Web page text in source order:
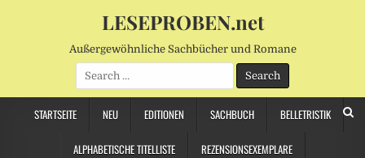
LESEPROBEN.net
Außergewöhnliche Sachbücher und Romane
Search
for:
STARTSEITE NEU EDITIONEN SACHBUCH BELLETRISTIK
ALPHABETISCHE TITELLISTE REZENSIONSEXEMPLARE